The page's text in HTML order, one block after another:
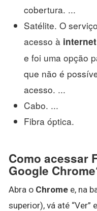
cobertura. ...
Satélite. O
acesso à internet
e foi uma opção
que não é
acesso. ...
Cabo. ...
Fibra óptica.
Como acessar
Google
Abra o Chrome e, na
superior), vá até “Ver”